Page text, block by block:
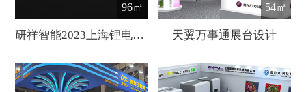
96㎡
研祥智能2023上海锂电池技术展台设计
54㎡
天翼万事通展台设计